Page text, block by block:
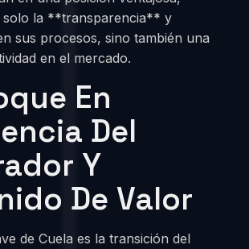
solo la **transparencia** y
sus procesos, sino también una
en el mercado.
En
Del
Y
De Valor
de Cuela es la transición del